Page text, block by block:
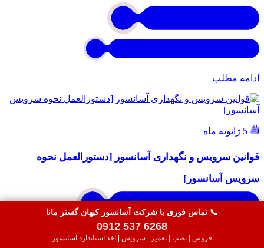
ادامه مطلب
قوانین سرویس و نگهداری آسانسور [دستورالعمل نحوه
سرویس آسانسور]
📞 تماس فوری با شرکت آسانسور کیهان گستر مانا
0912 537 6268
فروش | نصب | تعمیر | سرویس | اخذ استاندارد آسانسور